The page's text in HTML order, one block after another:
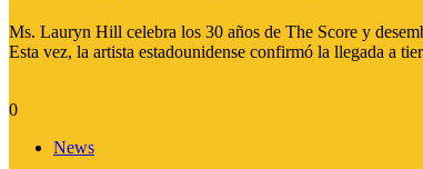
Ms. Lauryn Hill celebra los 30 años de The Score y
Esta vez, la artista estadounidense confirmó la llegada a
0
News